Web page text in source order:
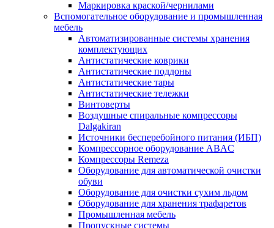
Маркировка краской/чернилами
Вспомогательное оборудование и промышленная
мебель
Автоматизированные системы хранения
комплектующих
Антистатические коврики
Антистатические поддоны
Антистатические тары
Антистатические тележки
Винтоверты
Воздушные спиральные компрессоры
Dalgakiran
Источники бесперебойного питания (ИБП)
Компрессорное оборудование ABAC
Компрессоры Remeza
Оборудование для автоматической очистки
обуви
Оборудование для очистки сухим льдом
Оборудование для хранения трафаретов
Промышленная мебель
Пропускные системы